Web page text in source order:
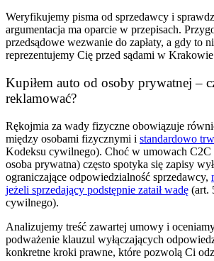
Weryfikujemy pisma od sprzedawcy i
argumentacja ma oparcie w przepisach.
przedsądowe wezwanie do zapłaty, a gdy to
reprezentujemy Cię przed sądami w
Kupiłem auto od osoby prywatnej –
reklamować?
Rękojmia za wady fizyczne obowiązuje
między osobami fizycznymi i standardowo
Kodeksu cywilnego). Choć w umowach C2C
osoba prywatna) często spotyka się zapisy
ograniczające odpowiedzialność sprzedawcy,
jeżeli sprzedający podstępnie zataił wadę (art.
cywilnego).
Analizujemy treść zawartej umowy i
podważenie klauzul wyłączających
konkretne kroki prawne, które pozwolą Ci